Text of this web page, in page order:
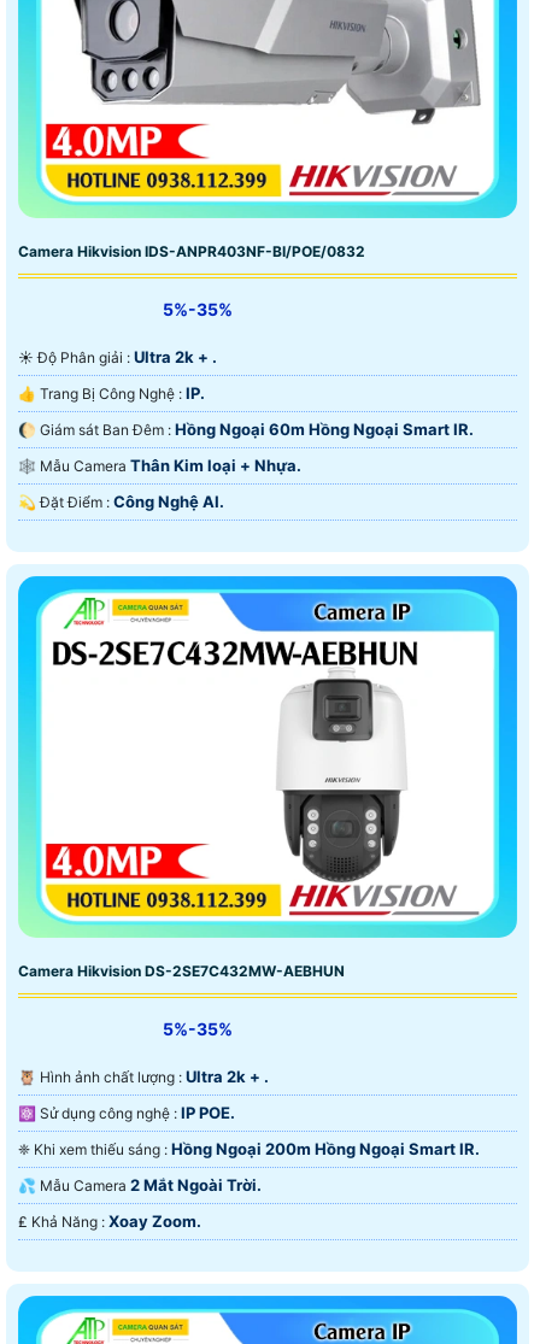
Camera Hikvision IDS-ANPR403NF-BI/POE/0832
5%-35%
☀️ Độ Phân giải : Ultra 2k + .
👍 Trang Bị Công Nghệ : IP.
🌔 Giám sát Ban Đêm : Hồng Ngoại 60m Hồng Ngoại Smart IR.
🕸️ Mẫu Camera Thân Kim loại + Nhựa.
️💫 Đặt Điểm : Công Nghệ AI.
Camera Hikvision DS-2SE7C432MW-AEBHUN
5%-35%
🦉 Hình ảnh chất lượng : Ultra 2k + .
⚛️ Sử dụng công nghệ : IP POE.
❈ Khi xem thiếu sáng : Hồng Ngoại 200m Hồng Ngoại Smart IR.
💦 Mẫu Camera 2 Mắt Ngoài Trời.
️₤ Khả Năng : Xoay Zoom.